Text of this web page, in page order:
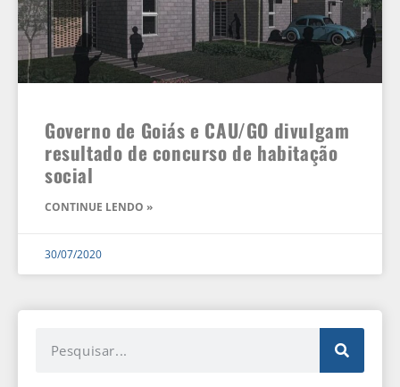
Governo de Goiás e CAU/GO divulgam
resultado de concurso de habitação
social
CONTINUE LENDO »
30/07/2020